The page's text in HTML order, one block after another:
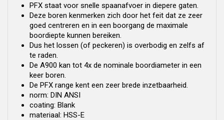
PFX staat voor snelle spaanafvoer in diepere gaten.
Deze boren kenmerken zich door het feit dat ze zeer
goed centreren en in een boorgang de maximale
boordiepte kunnen bereiken.
Dus het lossen (of peckeren) is overbodig en zelfs af
te raden.
De A900 kan tot 4x de nominale boordiameter in een
keer boren.
De PFX range kent een zeer brede inzetbaarheid.
norm: DIN ANSI
coating: Blank
materiaal: HSS-E